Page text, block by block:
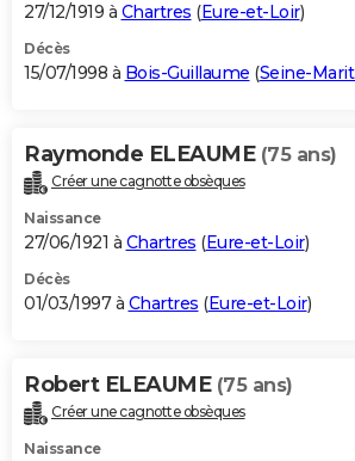
27/12/1919 à Chartres (Eure-et-Loir)
Décès
15/07/1998 à Bois-Guillaume (Seine-
Raymonde ELEAUME (75 ans)
Créer une cagnotte obsèques
Naissance
27/06/1921 à Chartres (Eure-et-Loir)
Décès
01/03/1997 à Chartres (Eure-et-Loir)
Robert ELEAUME (75 ans)
Créer une cagnotte obsèques
Naissance